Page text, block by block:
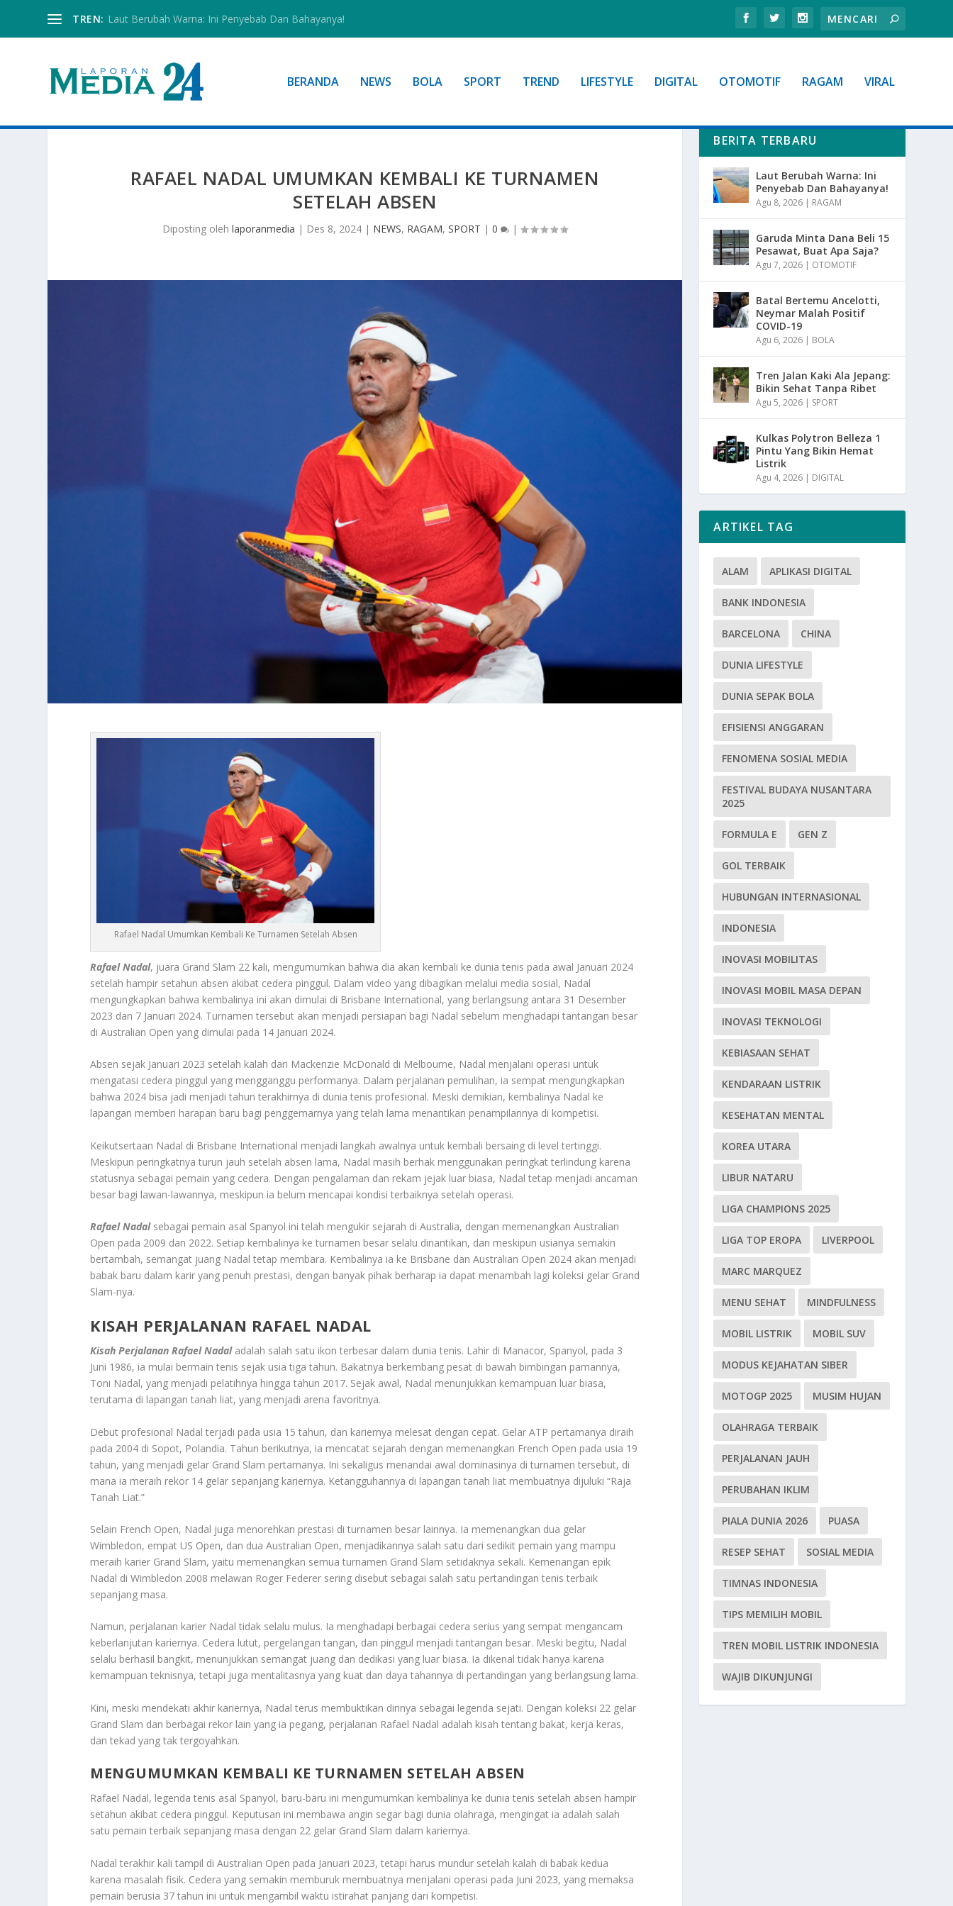
TREN: Laut Berubah Warna: Ini Penyebab Dan Bahayanya!
BERANDA NEWS BOLA SPORT TREND LIFESTYLE DIGITAL OTOMOTIF RAGAM VIRAL
RAFAEL NADAL UMUMKAN KEMBALI KE TURNAMEN
SETELAH ABSEN
Diposting olehlaporanmedia | Des 8, 2024 | NEWS, RAGAM,SPORT |0 |
Rafael Nadal Umumkan Kembali Ke Turnamen Setelah Absen
Rafael Nadal, juara Grand Slam 22 kali, mengumumkan bahwa dia akan kembali ke dunia tenis pada awal Januari 2024
setelah hampir setahun absen akibat cedera pinggul. Dalam video yang dibagikan melalui media sosial, Nadal
mengungkapkan bahwa kembalinya ini akan dimulai di Brisbane International, yang berlangsung antara 31 Desember
2023 dan 7 Januari 2024. Turnamen tersebut akan menjadi persiapan bagi Nadal sebelum menghadapi tantangan besar
di Australian Open yang dimulai pada 14 Januari 2024.
Absen sejak Januari 2023 setelah kalah dari Mackenzie McDonald di Melbourne, Nadal menjalani operasi untuk
mengatasi cedera pinggul yang mengganggu performanya. Dalam perjalanan pemulihan, ia sempat mengungkapkan
bahwa 2024 bisa jadi menjadi tahun terakhirnya di dunia tenis profesional. Meski demikian, kembalinya Nadal ke
lapangan memberi harapan baru bagi penggemarnya yang telah lama menantikan penampilannya di kompetisi.
Keikutsertaan Nadal di Brisbane International menjadi langkah awalnya untuk kembali bersaing di level tertinggi.
Meskipun peringkatnya turun jauh setelah absen lama, Nadal masih berhak menggunakan peringkat terlindung karena
statusnya sebagai pemain yang cedera. Dengan pengalaman dan rekam jejak luar biasa, Nadal tetap menjadi ancaman
besar bagi lawan-lawannya, meskipun ia belum mencapai kondisi terbaiknya setelah operasi.
Rafael Nadal sebagai pemain asal Spanyol ini telah mengukir sejarah di Australia, dengan memenangkan Australian
Open pada 2009 dan 2022. Setiap kembalinya ke turnamen besar selalu dinantikan, dan meskipun usianya semakin
bertambah, semangat juang Nadal tetap membara. Kembalinya ia ke Brisbane dan Australian Open 2024 akan menjadi
babak baru dalam karir yang penuh prestasi, dengan banyak pihak berharap ia dapat menambah lagi koleksi gelar Grand
Slam-nya.
KISAH PERJALANAN RAFAEL NADAL
Kisah Perjalanan Rafael Nadaladalah salah satu ikon terbesar dalam dunia tenis. Lahir di Manacor, Spanyol, pada 3
Juni 1986, ia mulai bermain tenis sejak usia tiga tahun. Bakatnya berkembang pesat di bawah bimbingan pamannya,
Toni Nadal, yang menjadi pelatihnya hingga tahun 2017. Sejak awal, Nadal menunjukkan kemampuan luar biasa,
terutama di lapangan tanah liat, yang menjadi arena favoritnya.
Debut profesional Nadal terjadi pada usia 15 tahun, dan kariernya melesat dengan cepat. Gelar ATP pertamanya diraih
pada 2004 di Sopot, Polandia. Tahun berikutnya, ia mencatat sejarah dengan memenangkan French Open pada usia 19
tahun, yang menjadi gelar Grand Slam pertamanya. Ini sekaligus menandai awal dominasinya di turnamen tersebut, di
mana ia meraih rekor 14 gelar sepanjang kariernya. Ketangguhannya di lapangan tanah liat membuatnya dijuluki “Raja
Tanah Liat.”
Selain French Open, Nadal juga menorehkan prestasi di turnamen besar lainnya. Ia memenangkan dua gelar
Wimbledon, empat US Open, dan dua Australian Open, menjadikannya salah satu dari sedikit pemain yang mampu
meraih karier Grand Slam, yaitu memenangkan semua turnamen Grand Slam setidaknya sekali. Kemenangan epik
Nadal di Wimbledon 2008 melawan Roger Federer sering disebut sebagai salah satu pertandingan tenis terbaik
sepanjang masa.
Namun, perjalanan karier Nadal tidak selalu mulus. Ia menghadapi berbagai cedera serius yang sempat mengancam
keberlanjutan kariernya. Cedera lutut, pergelangan tangan, dan pinggul menjadi tantangan besar. Meski begitu, Nadal
selalu berhasil bangkit, menunjukkan semangat juang dan dedikasi yang luar biasa. Ia dikenal tidak hanya karena
kemampuan teknisnya, tetapi juga mentalitasnya yang kuat dan daya tahannya di pertandingan yang berlangsung lama.
Kini, meski mendekati akhir kariernya, Nadal terus membuktikan dirinya sebagai legenda sejati. Dengan koleksi 22 gelar
Grand Slam dan berbagai rekor lain yang ia pegang, perjalanan Rafael Nadal adalah kisah tentang bakat, kerja keras,
dan tekad yang tak tergoyahkan.
MENGUMUMKAN KEMBALI KE TURNAMEN SETELAH ABSEN
Rafael Nadal, legenda tenis asal Spanyol, baru-baru ini mengumumkan kembalinya ke dunia tenis setelah absen hampir
setahun akibat cedera pinggul. Keputusan ini membawa angin segar bagi dunia olahraga, mengingat ia adalah salah
satu pemain terbaik sepanjang masa dengan 22 gelar Grand Slam dalam kariernya.
Nadal terakhir kali tampil di Australian Open pada Januari 2023, tetapi harus mundur setelah kalah di babak kedua
karena masalah fisik. Cedera yang semakin memburuk membuatnya menjalani operasi pada Juni 2023, yang memaksa
pemain berusia 37 tahun ini untuk mengambil waktu istirahat panjang dari kompetisi.
BERITA TERBARU
Laut Berubah Warna: Ini
Penyebab Dan Bahayanya!
Agu 8, 2026 | RAGAM
Garuda Minta Dana Beli 15
Pesawat, Buat Apa Saja?
Agu 7, 2026 | OTOMOTIF
Batal Bertemu Ancelotti,
Neymar Malah Positif
COVID-19
Agu 6, 2026 | BOLA
Tren Jalan Kaki Ala Jepang:
Bikin Sehat Tanpa Ribet
Agu 5, 2026 | SPORT
Kulkas Polytron Belleza 1
Pintu Yang Bikin Hemat
Listrik
Agu 4, 2026 | DIGITAL
ARTIKEL TAG
ALAM APLIKASI DIGITAL
BANK INDONESIA
BARCELONA CHINA
DUNIA LIFESTYLE
DUNIA SEPAK BOLA
EFISIENSI ANGGARAN
FENOMENA SOSIAL MEDIA
FESTIVAL BUDAYA NUSANTARA
2025
FORMULA E GEN Z
GOL TERBAIK
HUBUNGAN INTERNASIONAL
INDONESIA
INOVASI MOBILITAS
INOVASI MOBIL MASA DEPAN
INOVASI TEKNOLOGI
KEBIASAAN SEHAT
KENDARAAN LISTRIK
KESEHATAN MENTAL
KOREA UTARA
LIBUR NATARU
LIGA CHAMPIONS 2025
LIGA TOP EROPA LIVERPOOL
MARC MARQUEZ
MENU SEHAT MINDFULNESS
MOBIL LISTRIK MOBIL SUV
MODUS KEJAHATAN SIBER
MOTOGP 2025 MUSIM HUJAN
OLAHRAGA TERBAIK
PERJALANAN JAUH
PERUBAHAN IKLIM
PIALA DUNIA 2026 PUASA
RESEP SEHAT SOSIAL MEDIA
TIMNAS INDONESIA
TIPS MEMILIH MOBIL
TREN MOBIL LISTRIK INDONESIA
WAJIB DIKUNJUNGI